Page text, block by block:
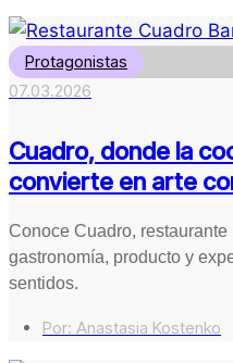
Protagonistas
07.03.2026
Cuadro, donde la
convierte en arte
Conoce Cuadro,
gastronomía, producto y
sentidos.
Por: Anastasia Kostenko